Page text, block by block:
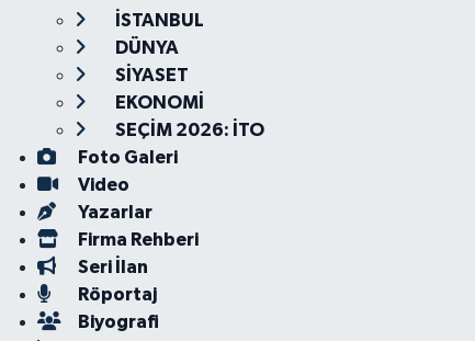
İSTANBUL
DÜNYA
SİYASET
EKONOMİ
SEÇİM 2026: İTO
Foto Galeri
Video
Yazarlar
Firma Rehberi
Seri İlan
Röportaj
Biyografi